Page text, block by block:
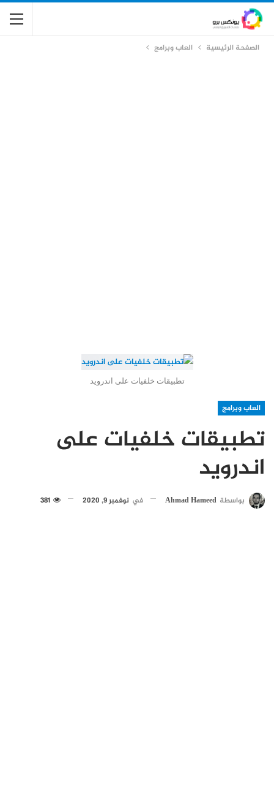
الصفحة الرئيسية العاب وبرامج
تطبيقات خلفيات على اندرويد
العاب وبرامج
تطبيقات خلفيات على
اندرويد
بواسطة Ahmad Hameed في نوفمبر 9, 2020